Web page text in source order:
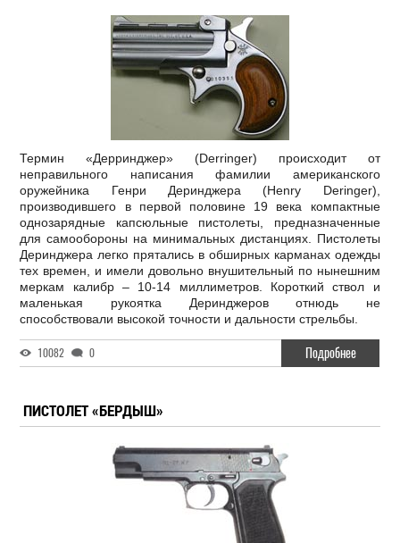
Термин «Дерринджер» (Derringer) происходит от
неправильного написания фамилии американского
оружейника Генри Деринджера (Henry Deringer),
производившего в первой половине 19 века компактные
однозарядные капсюльные пистолеты, предназначенные
для самообороны на минимальных дистанциях. Пистолеты
Деринджера легко прятались в обширных карманах одежды
тех времен, и имели довольно внушительный по нынешним
меркам калибр – 10-14 миллиметров. Короткий ствол и
маленькая рукоятка Деринджеров отнюдь не
способствовали высокой точности и дальности стрельбы.
10082 0 Подробнее
ПИСТОЛЕТ «БЕРДЫШ»